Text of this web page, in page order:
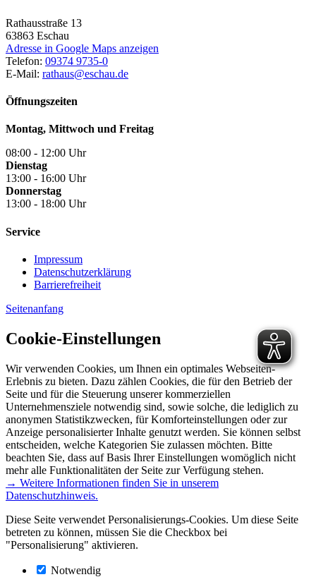
Rathausstraße 13
63863 Eschau
Adresse in Google Maps anzeigen
Telefon: 09374 9735-0
E-Mail: rathaus@eschau.de
Öffnungszeiten
Montag, Mittwoch und Freitag
08:00 - 12:00 Uhr
Dienstag
13:00 - 16:00 Uhr
Donnerstag
13:00 - 18:00 Uhr
Service
Impressum
Datenschutzerklärung
Barrierefreiheit
Seitenanfang
Cookie-Einstellungen
Wir verwenden Cookies, um Ihnen ein optimales Webseiten-
Erlebnis zu bieten. Dazu zählen Cookies, die für den Betrieb der
Seite und für die Steuerung unserer kommerziellen
Unternehmensziele notwendig sind, sowie solche, die lediglich zu
anonymen Statistikzwecken, für Komforteinstellungen oder zur
Anzeige personalisierter Inhalte genutzt werden. Sie können selbst
entscheiden, welche Kategorien Sie zulassen möchten. Bitte
beachten Sie, dass auf Basis Ihrer Einstellungen womöglich nicht
mehr alle Funktionalitäten der Seite zur Verfügung stehen.
→ Weitere Informationen finden Sie in unserem
Datenschutzhinweis.
Diese Seite verwendet Personalisierungs-Cookies. Um diese Seite
betreten zu können, müssen Sie die Checkbox bei
"Personalisierung" aktivieren.
Notwendig